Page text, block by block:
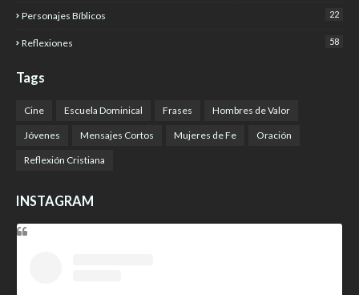
Personajes Bíblicos 22
Reflexiones 58
Tags
Cine Escuela Dominical Frases Hombres de Valor
Jóvenes Mensajes Cortos Mujeres de Fe Oración
Reflexión Cristiana
INSTAGRAM